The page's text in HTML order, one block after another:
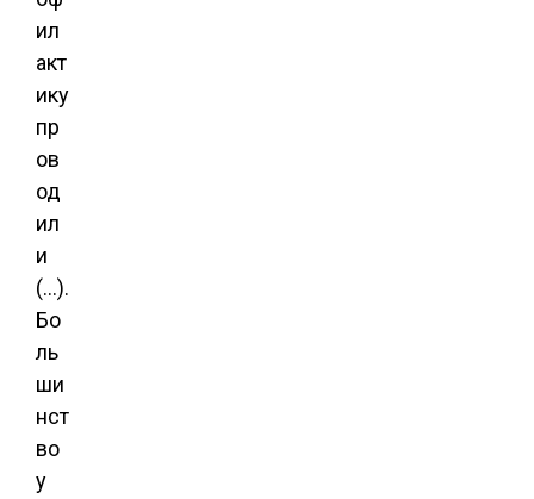
ил
акт
ику
пр
ов
од
ил
и
(…).
Бо
ль
ши
нст
во
у